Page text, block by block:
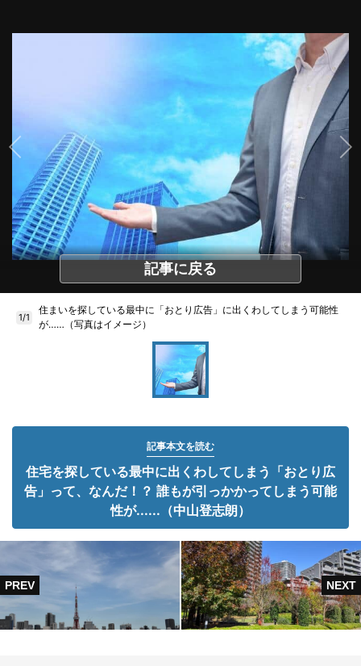
記事に戻る
1/1
住まいを探している最中に「おとり広告」に出くわしてしまう可能性
が……（写真はイメージ）
記事本文を読む
住宅を探している最中に出くわしてしまう「おとり広
告」って、なんだ！？ 誰もが引っかかってしまう可能
性が......（中山登志朗）